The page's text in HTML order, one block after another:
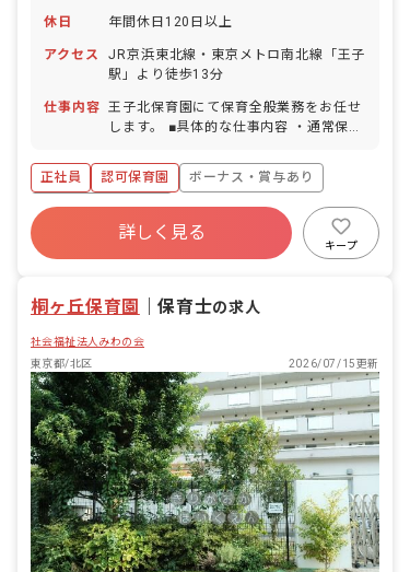
休日 年間休日120日以上
アクセス
JR京浜東北線・東京メトロ南北線「王子
駅」より徒歩13分
仕事内容 王子北保育園にて保育全般業務をお任せ
します。 ■具体的な仕事内容 ・通常保育
・保護者との面談 ・保育に関する企画・
立案など
正社員 認可保育園
ボーナス・賞与あり
年間休日120日以上
寮・住宅・家賃補助あり
社会保険完備
昇給昇進あり
詳しく見る
キープ
桐ヶ丘保育園 ｜保育士の求人
社会福祉法人みわの会
東京都/北区
2026/07/15更新